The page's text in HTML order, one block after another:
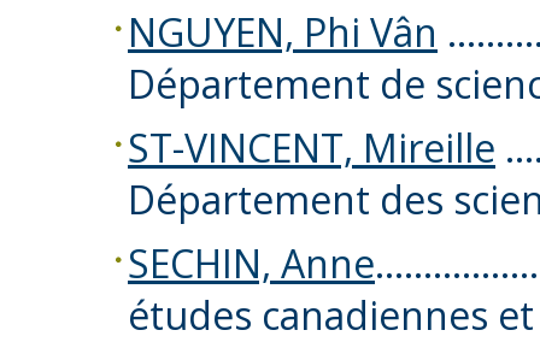
NGUYEN, Phi Vân
Département de
ST-VINCENT, Mireille
Département des
SECHIN, Anne
études canadiennes